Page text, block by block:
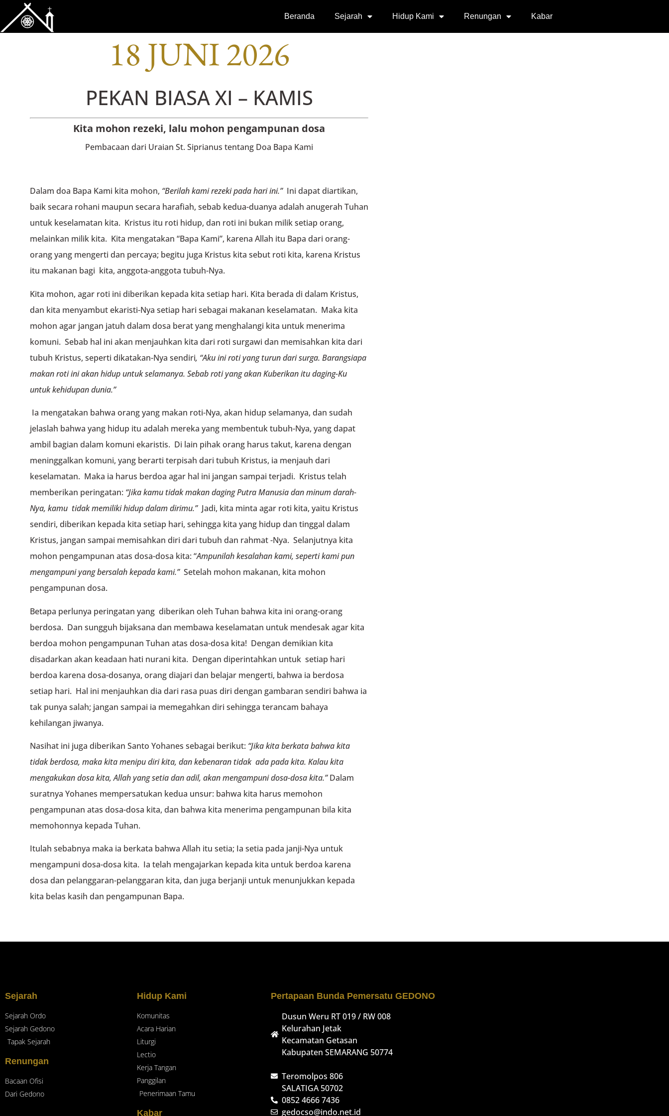
Beranda Sejarah Hidup Kami Renungan Kabar
18 JUNI 2026
PEKAN BIASA XI – KAMIS
Kita mohon rezeki, lalu mohon pengampunan dosa
Pembacaan dari Uraian St. Siprianus tentang Doa Bapa Kami
Dalam doa Bapa Kami kita mohon, “Berilah kami rezeki pada hari ini.” Ini dapat diartikan,
baik secara rohani maupun secara harafiah, sebab kedua-duanya adalah anugerah Tuhan
untuk keselamatan kita. Kristus itu roti hidup, dan roti ini bukan milik setiap orang,
melainkan milik kita. Kita mengatakan “Bapa Kami”, karena Allah itu Bapa dari orang-
orang yang mengerti dan percaya; begitu juga Kristus kita sebut roti kita, karena Kristus
itu makanan bagi kita, anggota-anggota tubuh-Nya.
Kita mohon, agar roti ini diberikan kepada kita setiap hari. Kita berada di dalam Kristus,
dan kita menyambut ekaristi-Nya setiap hari sebagai makanan keselamatan. Maka kita
mohon agar jangan jatuh dalam dosa berat yang menghalangi kita untuk menerima
komuni. Sebab hal ini akan menjauhkan kita dari roti surgawi dan memisahkan kita dari
tubuh Kristus, seperti dikatakan-Nya sendiri, “Aku ini roti yang turun dari surga. Barangsiapa
makan roti ini akan hidup untuk selamanya. Sebab roti yang akan Kuberikan itudaging-Ku
untuk kehidupan dunia.”
Ia mengatakan bahwa orang yang makan roti-Nya, akan hidup selamanya, dan sudah
jelaslah bahwa yang hidup itu adalah mereka yang membentuk tubuh-Nya, yang dapat
ambil bagian dalam komuni ekaristis. Di lain pihak orang harus takut, karena dengan
meninggalkan komuni, yang berarti terpisah dari tubuh Kristus, ia menjauh dari
keselamatan. Maka ia harus berdoa agar hal ini jangan sampai terjadi. Kristus telah
memberikan peringatan: “Jika kamu tidak makan daging Putra Manusiadan minum darah-
Nya, kamu tidak memiliki hidup dalam dirimu.” Jadi, kita minta agar roti kita, yaitu Kristus
sendiri, diberikan kepada kita setiap hari, sehingga kita yang hidup dan tinggal dalam
Kristus, jangan sampai memisahkan diri dari tubuh dan rahmat -Nya. Selanjutnya kita
mohon pengampunan atas dosa-dosa kita: “Ampunilah kesalahan kami, seperti kami pun
mengampuni yang bersalah kepada kami.” Setelah mohon makanan, kita mohon
pengampunan dosa.
Betapa perlunya peringatan yang diberikan oleh Tuhan bahwa kita ini orang-orang
berdosa. Dan sungguh bijaksana dan membawa keselamatan untuk mendesak agar kita
berdoa mohon pengampunan Tuhan atas dosa-dosa kita! Dengan demikian kita
disadarkan akan keadaan hati nurani kita. Dengan diperintahkan untuk setiap hari
berdoa karena dosa-dosanya, orang diajari dan belajar mengerti, bahwa ia berdosa
setiap hari. Hal ini menjauhkan dia dari rasa puas diri dengan gambaran sendiri bahwa ia
tak punya salah; jangan sampai ia memegahkan diri sehingga terancam bahaya
kehilangan jiwanya.
Nasihat ini juga diberikan Santo Yohanes sebagai berikut: “Jika kita berkata bahwa kita
tidak berdosa, maka kita menipu diri kita, dan kebenaran tidak ada pada kita. Kalau kita
mengakukan dosa kita,Allah yang setia dan adil, akan mengampuni dosa-dosa kita.”Dalam
suratnya Yohanes mempersatukan kedua unsur: bahwa kita harus memohon
pengampunan atas dosa-dosa kita, dan bahwa kita menerima pengampunan bila kita
memohonnya kepada Tuhan.
Itulah sebabnya maka ia berkata bahwa Allah itu setia; Ia setia pada janji-Nya untuk
mengampuni dosa-dosa kita. Ia telah mengajarkan kepada kita untuk berdoa karena
dosa dan pelanggaran-pelanggaran kita, dan juga berjanji untuk menunjukkan kepada
kita belas kasih dan pengampunan Bapa.
Sejarah
Sejarah Ordo
Sejarah Gedono
Tapak Sejarah
Renungan
Bacaan Ofisi
Dari Gedono
Hidup Kami
Komunitas
Acara Harian
Liturgi
Lectio
Kerja Tangan
Panggilan
Penerimaan Tamu
Kabar
Pertapaan Bunda Pemersatu GEDONO
Dusun Weru RT 019 / RW 008
Kelurahan Jetak
Kecamatan Getasan
Kabupaten SEMARANG 50774
Teromolpos 806
SALATIGA 50702
0852 4666 7436
gedocso@indo.net.id